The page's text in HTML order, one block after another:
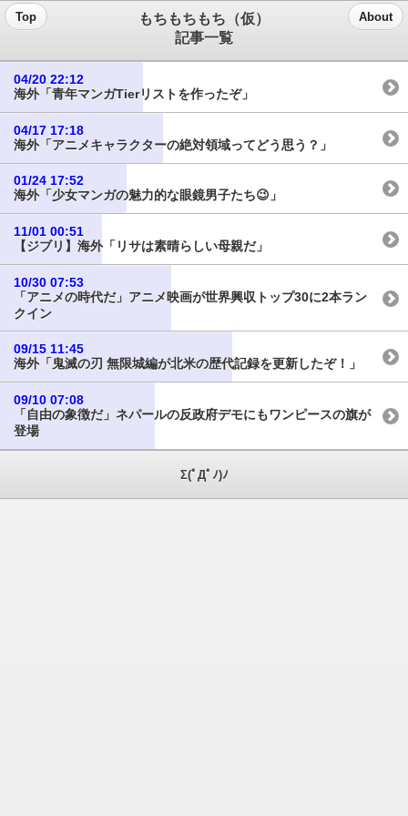
Top
もちもちもち（仮）
記事一覧
About
04/20 22:12
海外「青年マンガTierリストを作ったぞ」
04/17 17:18
海外「アニメキャラクターの絶対領域ってどう思う？」
01/24 17:52
海外「少女マンガの魅力的な眼鏡男子たち😉」
11/01 00:51
【ジブリ】海外「リサは素晴らしい母親だ」
10/30 07:53
「アニメの時代だ」アニメ映画が世界興収トップ30に2本ラン
クイン
09/15 11:45
海外「鬼滅の刃 無限城編が北米の歴代記録を更新したぞ！」
09/10 07:08
「自由の象徴だ」ネパールの反政府デモにもワンピースの旗が
登場
Σ(ﾟДﾟﾉ)ﾉ